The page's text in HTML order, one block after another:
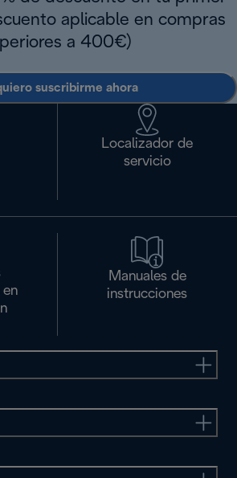
aplicable en compras
a 400€)
suscribirme ahora
Localizador de
servicio
en
Manuales de
instrucciones